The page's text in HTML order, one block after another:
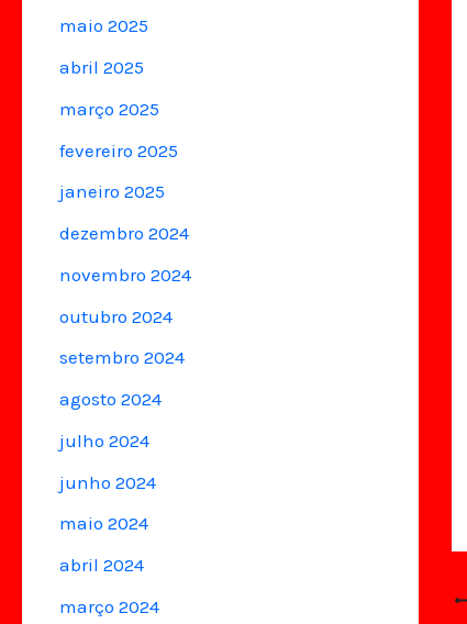
maio 2025
abril 2025
março 2025
fevereiro 2025
janeiro 2025
dezembro 2024
novembro 2024
outubro 2024
setembro 2024
agosto 2024
julho 2024
junho 2024
maio 2024
abril 2024
março 2024